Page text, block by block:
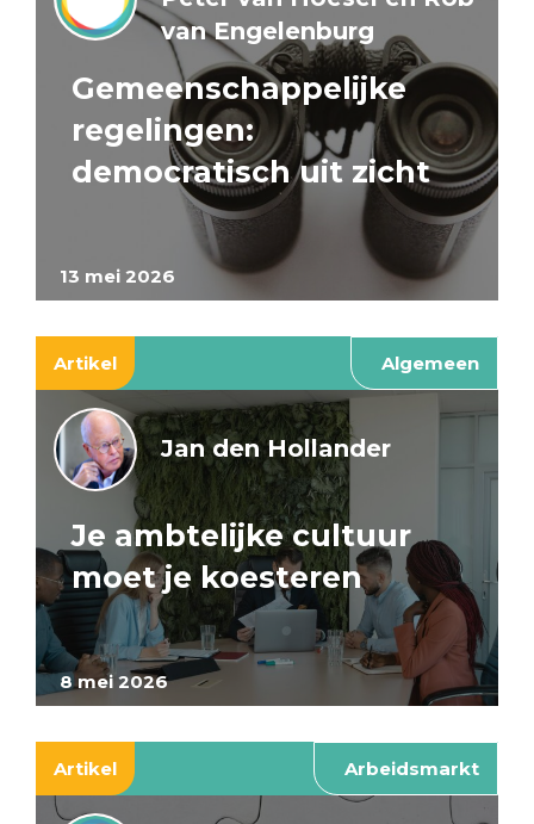
13 mei 2026
van Engelenburg
Gemeenschappelijke
regelingen:
democratisch uit zicht
Artikel Algemeen
8 mei 2026
Jan den Hollander
Je ambtelijke cultuur
moet je koesteren
Artikel Arbeidsmarkt